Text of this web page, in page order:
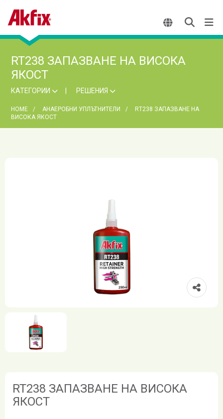
RT238 ЗАПАЗВАНЕ НА ВИСОКА
ЯКОСТ
КАТЕГОРИИ РЕШЕНИЯ
HOME АНАЕРОБНИ УПЛЪТНИТЕЛИ
RT238 ЗАПАЗВАНЕ НА
ВИСОКА ЯКОСТ
RT238 ЗАПАЗВАНЕ НА ВИСОКА
ЯКОСТ